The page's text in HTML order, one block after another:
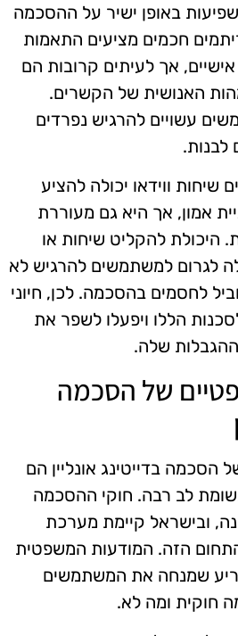
משפיעות באופן ישיר על ההסכמה
חכמים מציעים התאמות
אך לעיתים קרובות הם
האנושית של הקשרים.
עשויים להרגיש נפרדים
שיחות ווידאו יכולה להציע
אמון, אך היא גם מעוררת
היכולת להקליט שיחות או
לגרום למשתמשים להרגיש לא
לחסמים בהסכמה. לכן, חיוני
הללו ויפעלו לשפר את
שלה.
של הסכמה
הסכמה בדייטינג אונליין הם
לב רבה. חוקי ההסכמה
ובישראל קיימת מערכת
הזה. המודעות המשפטית
שמנחה את המשתמשים
חוקית ומה לא.